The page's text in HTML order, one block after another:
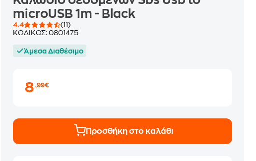
microUSB 1m - Black
4.4
(11)
ΚΩΔΙΚΟΣ:0801475
Άμεσα Διαθέσιμο
8,99€
Προσθήκη στο καλάθι